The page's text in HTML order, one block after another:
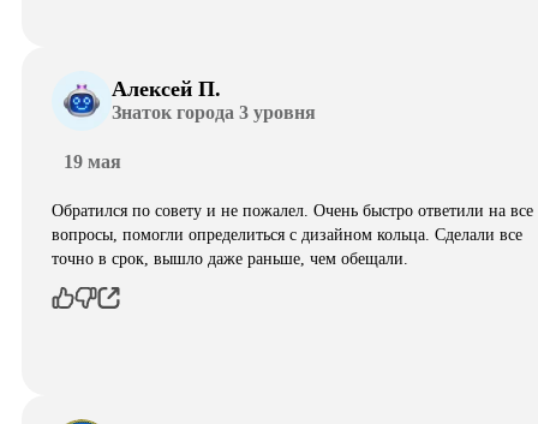
Алексей П.
Знаток города 3 уровня
19 мая
Обратился по совету и не пожалел. Очень быстро ответили на все
вопросы, помогли определиться с дизайном кольца. Сделали все
точно в срок, вышло даже раньше, чем обещали.